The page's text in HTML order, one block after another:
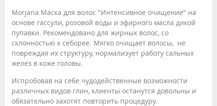
Morjana Маска для волос "Интенсивное очищение" на
основе гассули, розовой воды и эфирного масла дикой
пупавки. Рекомендовано для жирных волос, со
склонностью к себорее. Мягко очищает волосы, не
повреждая их структуру, нормализует работу сальных
желез в коже головы.
Испробовав на себе чудодейственные возможности
различных видов глин, клиенты останутся довольны и
обязательно захотят повторить процедуру.